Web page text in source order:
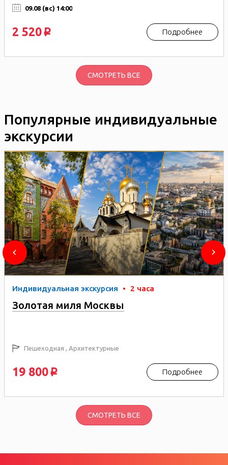
09.08 (вс) 14:00
2 520 p Подробнее
СМОТРЕТЬ ВСЕ
Популярные индивидуальные
экскурсии
Индивидуальная экскурсия • 2 часа
Золотая миля Москвы
Пешеходная , Архитектурные
19 800 p Подробнее
СМОТРЕТЬ ВСЕ